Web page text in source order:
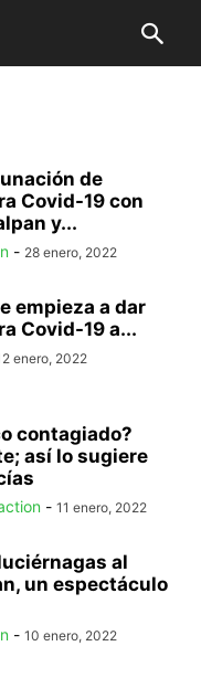
de
Covid-19 con
y...
- 28 enero, 2022
empieza a dar
Covid-19 a...
enero, 2022
contagiado?
así lo sugiere
- 11 enero, 2022
al
un espectáculo
- 10 enero, 2022